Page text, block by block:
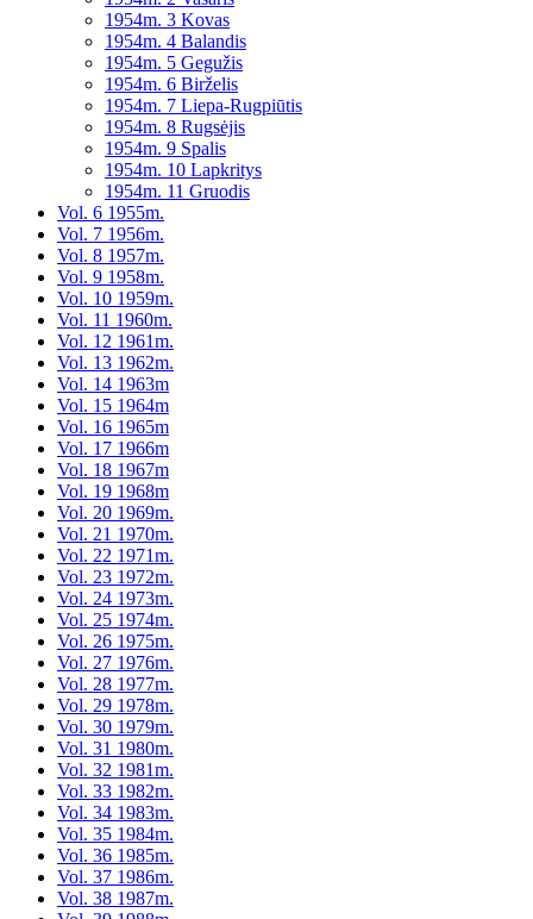
1954m. 3 Kovas
1954m. 4 Balandis
1954m. 5 Gegužis
1954m. 6 Birželis
1954m. 7 Liepa-Rugpiūtis
1954m. 8 Rugsėjis
1954m. 9 Spalis
1954m. 10 Lapkritys
1954m. 11 Gruodis
Vol. 6 1955m.
Vol. 7 1956m.
Vol. 8 1957m.
Vol. 9 1958m.
Vol. 10 1959m.
Vol. 11 1960m.
Vol. 12 1961m.
Vol. 13 1962m.
Vol. 14 1963m
Vol. 15 1964m
Vol. 16 1965m
Vol. 17 1966m
Vol. 18 1967m
Vol. 19 1968m
Vol. 20 1969m.
Vol. 21 1970m.
Vol. 22 1971m.
Vol. 23 1972m.
Vol. 24 1973m.
Vol. 25 1974m.
Vol. 26 1975m.
Vol. 27 1976m.
Vol. 28 1977m.
Vol. 29 1978m.
Vol. 30 1979m.
Vol. 31 1980m.
Vol. 32 1981m.
Vol. 33 1982m.
Vol. 34 1983m.
Vol. 35 1984m.
Vol. 36 1985m.
Vol. 37 1986m.
Vol. 38 1987m.